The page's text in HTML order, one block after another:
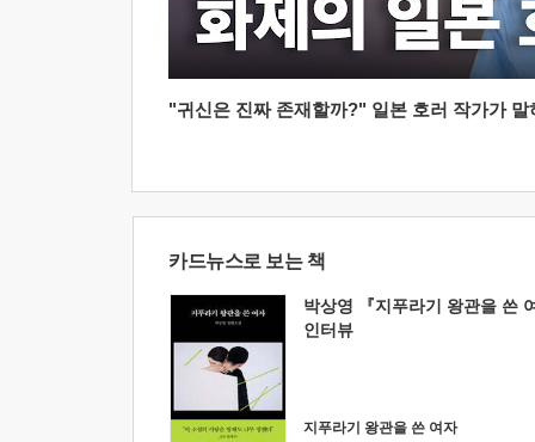
"귀신은 진짜 존재할까?" 일본 호러 작가가
카드뉴스로 보는 책
박상영 『지푸라기 왕관을 쓴
인터뷰
지푸라기 왕관을 쓴 여자